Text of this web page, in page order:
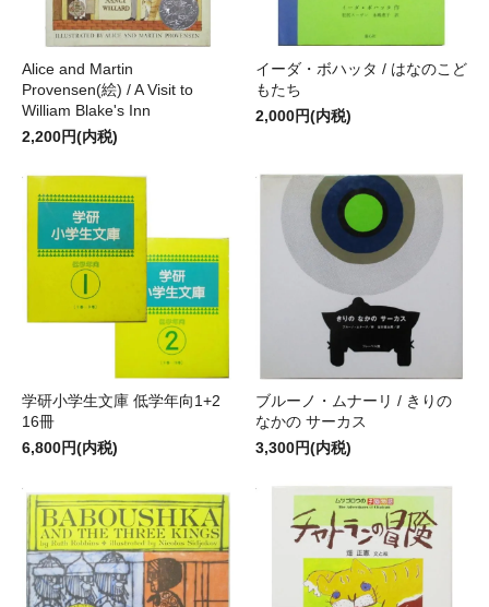
Alice and Martin
Provensen(絵) / A Visit to
William Blake's Inn
2,200円(内税)
イーダ・ボハッタ / はなのこど
もたち
2,000円(内税)
学研小学生文庫 低学年向1+2
16冊
6,800円(内税)
ブルーノ・ムナーリ / きりの
なかの サーカス
3,300円(内税)